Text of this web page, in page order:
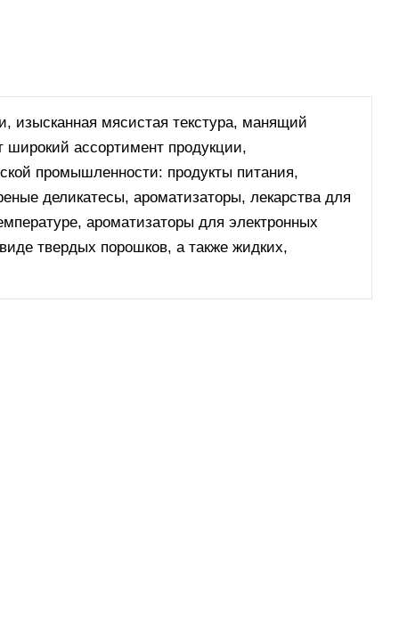
мясистая текстура, манящий
широкий ассортимент продукции,
промышленности: продукты питания,
деликатесы, ароматизаторы, лекарства для
ароматизаторы для электронных
твердых порошков, а также жидких,